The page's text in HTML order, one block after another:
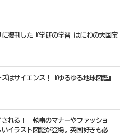
に復刊した『学研の学習 はにわの大国宝
はサイエンス！『ゆるゆる地球図鑑』
される！ 執事のマナーやファッショ
イラスト図鑑が登場。英国好きも必